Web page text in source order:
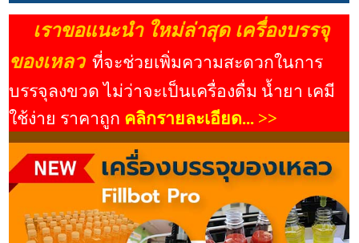
เราขอแนะนำ ใหม่ล่าสุด เครื่องบรรจุ
ของเหลวที่จะช่วยเพิ่มความสะดวกในการ
บรรจุลงขวด ไม่ว่าจะเป็นเครื่องดื่ม น้ำยา เคมี
ใช้ง่าย ราคาถูก คลิกรายละเอียด... >>